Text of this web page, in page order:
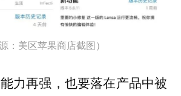
：美区苹果商店截图）
力再强，也要落在产品中被